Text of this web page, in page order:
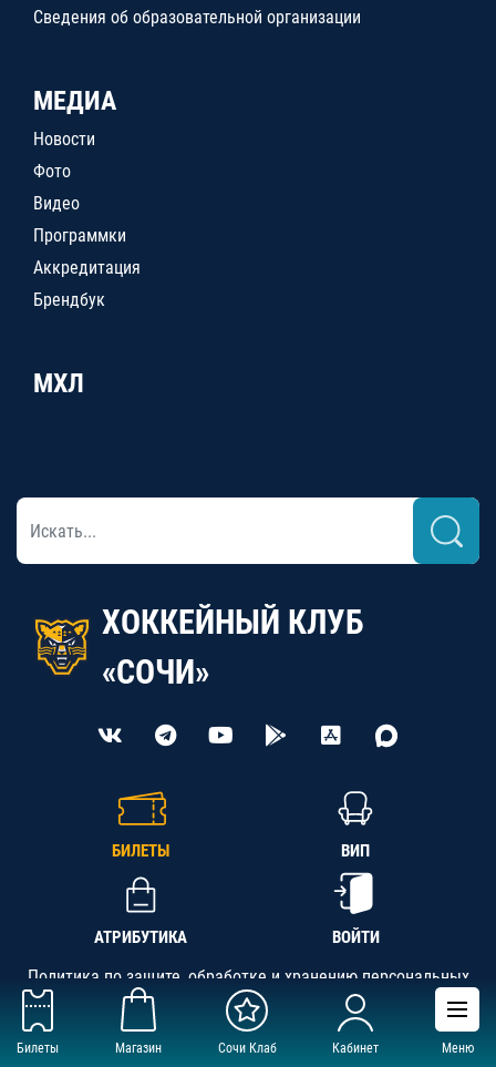
Билеты Магазин Сочи Клаб Кабинет Меню
Сведения об образовательной организации
МЕДИА
Новости
Фото
Видео
Программки
Аккредитация
Брендбук
МХЛ
ХОККЕЙНЫЙ КЛУБ
«СОЧИ»
БИЛЕТЫ ВИП
АТРИБУТИКА ВОЙТИ
Политика по защите, обработке и хранению персональных
данных
АНО «СК «Кубань-Регион», ОГРН 1142300002349,